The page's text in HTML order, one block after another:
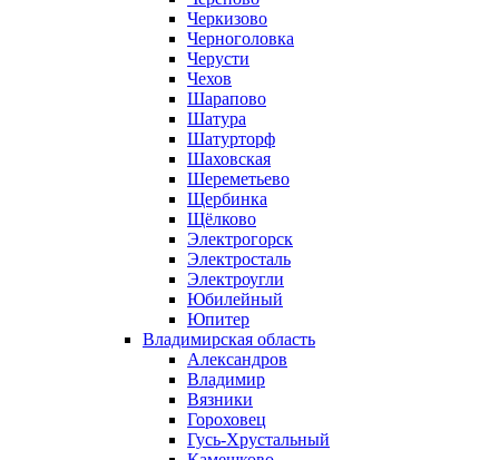
Черкизово
Черноголовка
Черусти
Чехов
Шарапово
Шатура
Шатурторф
Шаховская
Шереметьево
Щербинка
Щёлково
Электрогорск
Электросталь
Электроугли
Юбилейный
Юпитер
Владимирская область
Александров
Владимир
Вязники
Гороховец
Гусь-Хрустальный